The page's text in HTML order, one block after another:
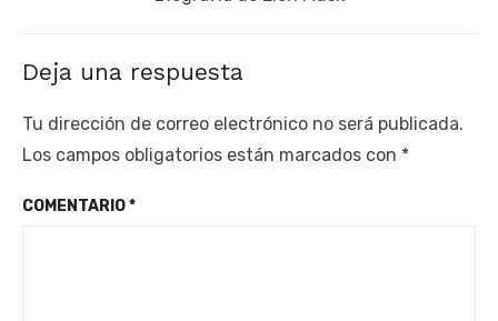
Deja una respuesta
Tu dirección de correo electrónico no será publicada.
Los campos obligatorios están marcados con *
COMENTARIO*